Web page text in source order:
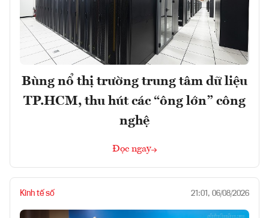
Bùng nổ thị trường trung tâm dữ liệu
TP.HCM, thu hút các “ông lớn” công
nghệ
Đọc ngay
Kinh tế số 21:01, 06/08/2026